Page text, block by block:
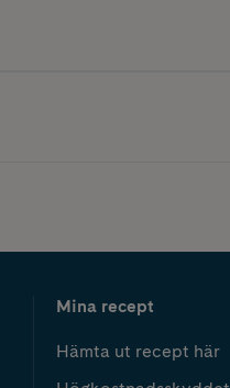
Mina recept
Hämta ut recept här